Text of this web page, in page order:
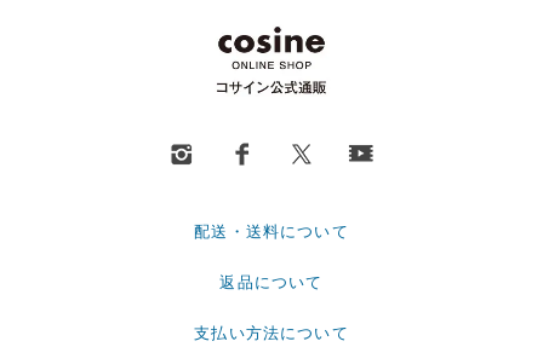
配送・送料について
返品について
支払い方法について